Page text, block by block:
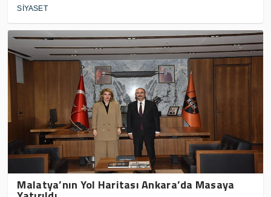
SİYASET
Malatya’nın Yol Haritası Ankara’da Masaya